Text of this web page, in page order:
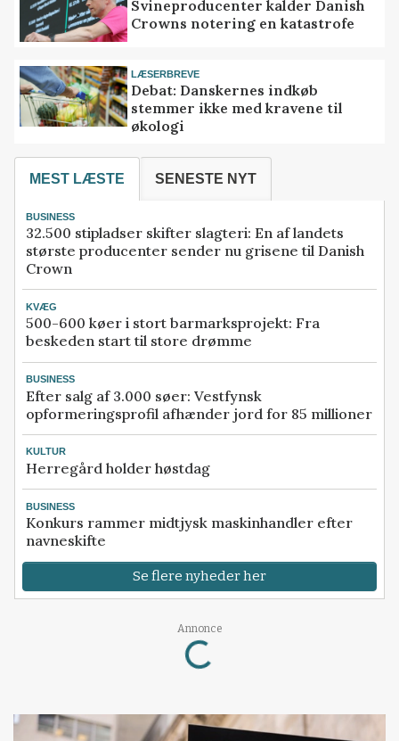
Svineproducenter kalder Danish
Crowns notering en katastrofe
LÆSERBREVE
Debat: Danskernes indkøb
stemmer ikke med kravene til
økologi
MEST LÆSTE SENESTE NYT
BUSINESS
32.500 stipladser skifter slagteri: En af landets
største producenter sender nu grisene til Danish
Crown
KVÆG
500-600 køer i stort barmarksprojekt: Fra
beskeden start til store drømme
BUSINESS
Efter salg af 3.000 søer: Vestfynsk
opformeringsprofil afhænder jord for 85 millioner
KULTUR
Herregård holder høstdag
BUSINESS
Konkurs rammer midtjysk maskinhandler efter
navneskifte
Se flere nyheder her
Annonce
Loading...